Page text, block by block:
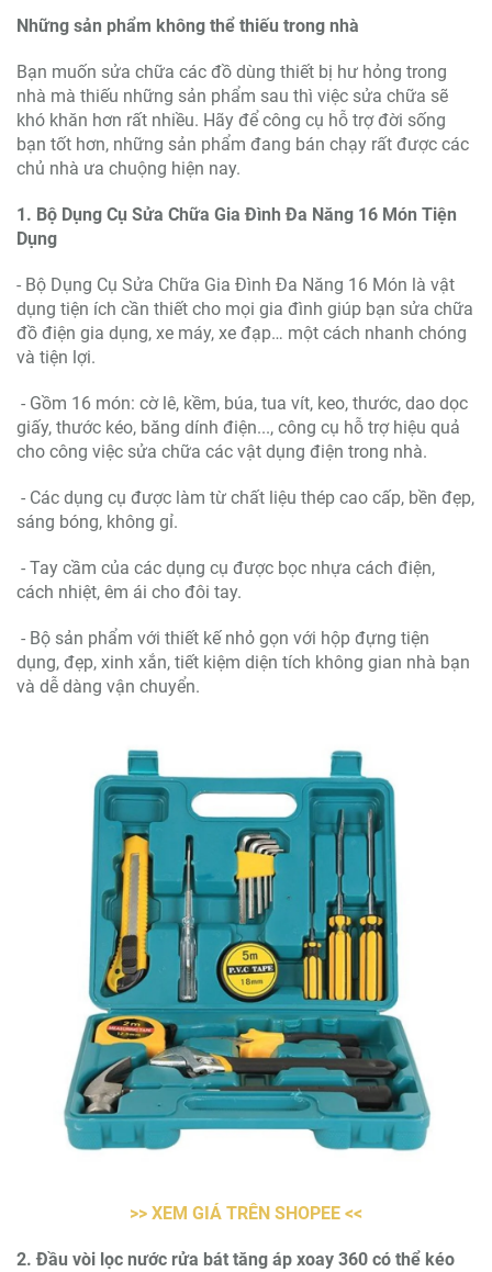
Những sản phẩm không thể thiếu trong nhà
Bạn muốn sửa chữa các đồ dùng thiết bị hư hỏng trong
nhà mà thiếu những sản phẩm sau thì việc sửa chữa sẽ
khó khăn hơn rất nhiều. Hãy để công cụ hỗ trợ đời sống
bạn tốt hơn, những sản phẩm đang bán chạy rất được các
chủ nhà ưa chuộng hiện nay.
1. Bộ Dụng Cụ Sửa Chữa Gia Đình Đa Năng 16 Món Tiện
Dụng
- Bộ Dụng Cụ Sửa Chữa Gia Đình Đa Năng 16 Món là vật
dụng tiện ích cần thiết cho mọi gia đình giúp bạn sửa chữa
đồ điện gia dụng, xe máy, xe đạp… một cách nhanh chóng
và tiện lợi.
- Gồm 16 món: cờ lê, kềm, búa, tua vít, keo, thước, dao dọc
giấy, thước kéo, băng dính điện..., công cụ hỗ trợ hiệu quả
cho công việc sửa chữa các vật dụng điện trong nhà.
- Các dụng cụ được làm từ chất liệu thép cao cấp, bền đẹp,
sáng bóng, không gỉ.
- Tay cầm của các dụng cụ được bọc nhựa cách điện,
cách nhiệt, êm ái cho đôi tay.
- Bộ sản phẩm với thiết kế nhỏ gọn với hộp đựng tiện
dụng, đẹp, xinh xắn, tiết kiệm diện tích không gian nhà bạn
và dễ dàng vận chuyển.
>> XEM GIÁ TRÊN SHOPEE <<
2. Đầu vòi lọc nước rửa bát tăng áp xoay 360 có thể kéo